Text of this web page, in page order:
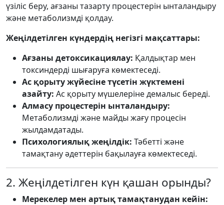
үзіліс беру, ағзаны тазарту процестерін ынталандыру
және метаболизмді қолдау.
Жеңілдетілген күндердің негізгі мақсаттары:
Ағзаны детоксикациялау: Қалдықтар мен
токсиндерді шығаруға көмектеседі.
Ас қорыту жүйесіне түсетін жүктемені
азайту: Ас қорыту мүшелеріне демалыс береді.
Алмасу процестерін ынталандыру:
Метаболизмді және майды жағу процесін
жылдамдатады.
Психологиялық жеңілдік: Тәбетті және
тамақтану әдеттерін бақылауға көмектеседі.
2. Жеңілдетілген күн қашан орынды?
Мерекелер мен артық тамақтанудан кейін: